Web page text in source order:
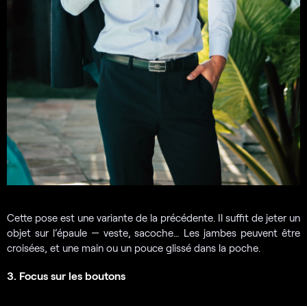
Cette pose est une variante de la précédente. Il suffit de jeter un
objet sur l’épaule — veste, sacoche… Les jambes peuvent être
croisées, et une main ou un pouce glissé dans la poche.
3. Focus sur les boutons